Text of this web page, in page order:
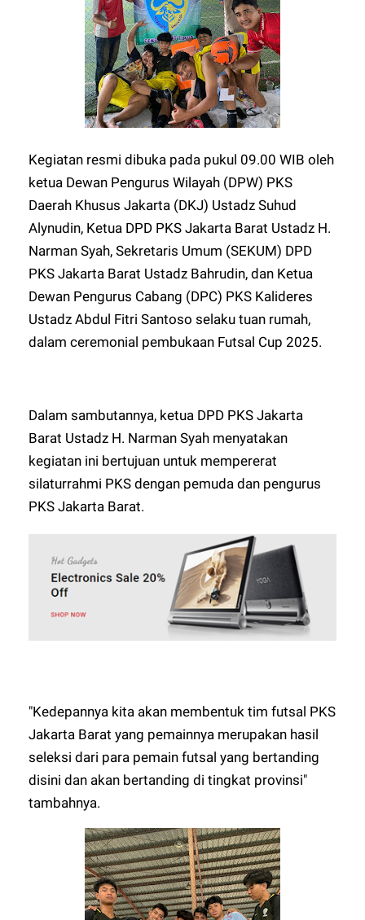
Kegiatan resmi dibuka pada pukul 09.00 WIB oleh
ketua Dewan Pengurus Wilayah (DPW) PKS
Daerah Khusus Jakarta (DKJ) Ustadz Suhud
Alynudin, Ketua DPD PKS Jakarta Barat Ustadz H.
Narman Syah, Sekretaris Umum (SEKUM) DPD
PKS Jakarta Barat Ustadz Bahrudin, dan Ketua
Dewan Pengurus Cabang (DPC) PKS Kalideres
Ustadz Abdul Fitri Santoso selaku tuan rumah,
dalam ceremonial pembukaan Futsal Cup 2025.
Dalam sambutannya, ketua DPD PKS Jakarta
Barat Ustadz H. Narman Syah menyatakan
kegiatan ini bertujuan untuk mempererat
silaturrahmi PKS dengan pemuda dan pengurus
PKS Jakarta Barat.
"Kedepannya kita akan membentuk tim futsal PKS
Jakarta Barat yang pemainnya merupakan hasil
seleksi dari para pemain futsal yang bertanding
disini dan akan bertanding di tingkat provinsi"
tambahnya.